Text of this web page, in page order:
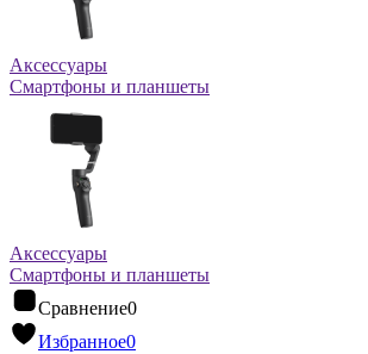
Аксессуары
Смартфоны и планшеты
Аксессуары
Смартфоны и планшеты
Сравнение0
Избранное0